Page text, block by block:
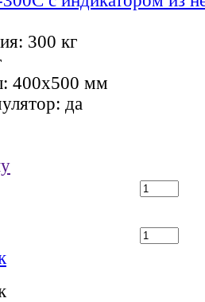
300 кг
400х500 мм
да